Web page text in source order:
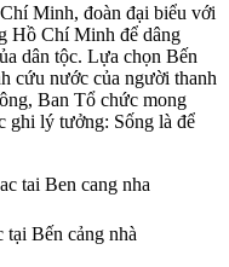
Minh, đoàn đại biểu với
Hồ Chí Minh để dâng
dân tộc. Lựa chọn Bến
cứu nước của người thanh
Ban Tổ chức mong
ghi lý tưởng: Sống là để
Bến cảng nhà